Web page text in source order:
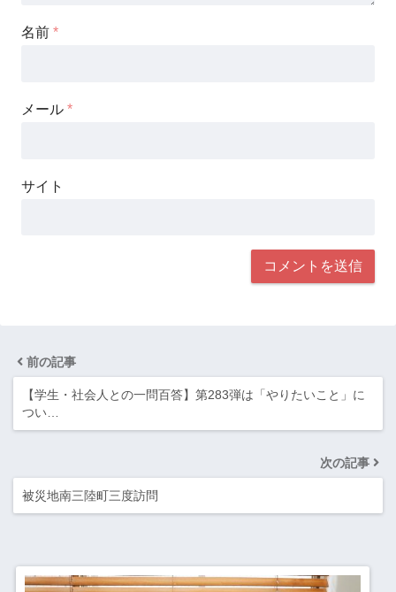
名前 *
メール *
サイト
前の記事
【学生・社会人との一問百答】第283弾は「やりたいこと」に
つい…
次の記事
被災地南三陸町三度訪問